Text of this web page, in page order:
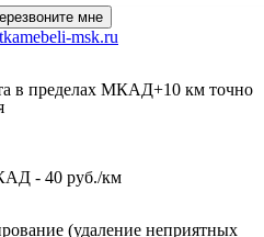
мне
msk.ru
в пределах МКАД+10 км точно
- 40 руб./км
(удаление неприятных